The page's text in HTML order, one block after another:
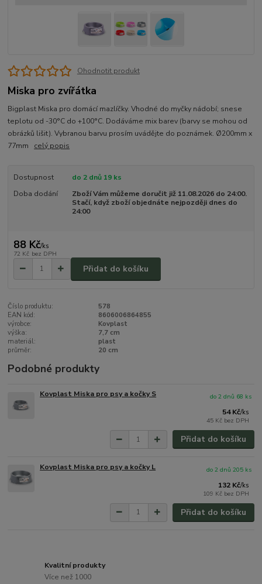
Ohodnotit produkt
Miska pro zvířátka
Bigplast Miska pro domácí mazlíčky. Vhodné do myčky nádobí; snese
teplotu od -30°C do +100°C. Dodáváme mix barev (barvy se mohou od
obrázků lišit). Vybranou barvu prosím uvádějte do poznámek. Ø200mm x
77mm celý popis
Dostupnost
do 2 dnů 19 ks
Doba dodání
Zboží Vám můžeme doručit již 11.08.2026 do 24:00.
Stačí, když zboží objednáte nejpozději dnes do
24:00
88 Kč/ks
72 Kč bez DPH
Přidat do košíku
Číslo produktu:
578
EAN kód:
8606006864855
výrobce:
Kovplast
výška:
7,7 cm
materiál:
plast
průměr:
20 cm
Podobné produkty
Kovplast Miska pro psy a kočky S
54 Kč/ks
45 Kč bez DPH
do 2 dnů 68 ks
Přidat do košíku
Kovplast Miska pro psy a kočky L
132 Kč/ks
109 Kč bez DPH
do 2 dnů 205 ks
Přidat do košíku
Kvalitní produkty
Více než 1000